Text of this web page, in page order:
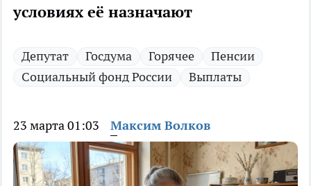
условиях её назначают
Депутат Госдума Горячее
Пенсии
Социальный фонд России
Выплаты
23 марта 01:03 Максим Волков